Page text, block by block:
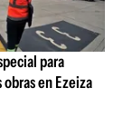
para
en Ezeiza